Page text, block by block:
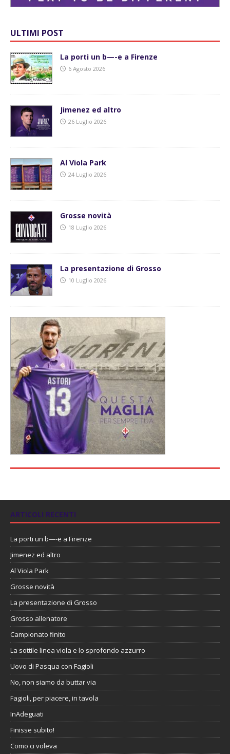
ULTIMI POST
La porti un b—-e a Firenze
6 Agosto 2026
Jimenez ed altro
26 Luglio 2026
Al Viola Park
24 Luglio 2026
Grosse novità
18 Luglio 2026
La presentazione di Grosso
10 Luglio 2026
ARTICOLI RECENTI
La porti un b—-e a Firenze
Jimenez ed altro
Al Viola Park
Grosse novità
La presentazione di Grosso
Grosso allenatore
Campionato finito
La sottile linea viola e lo sprofondo azzurro
Uovo di Pasqua con Fagioli
No, non siamo da buttar via
Fagioli, per piacere, in tavola
InAdeguati
Finisse subito!
Como ci voleva